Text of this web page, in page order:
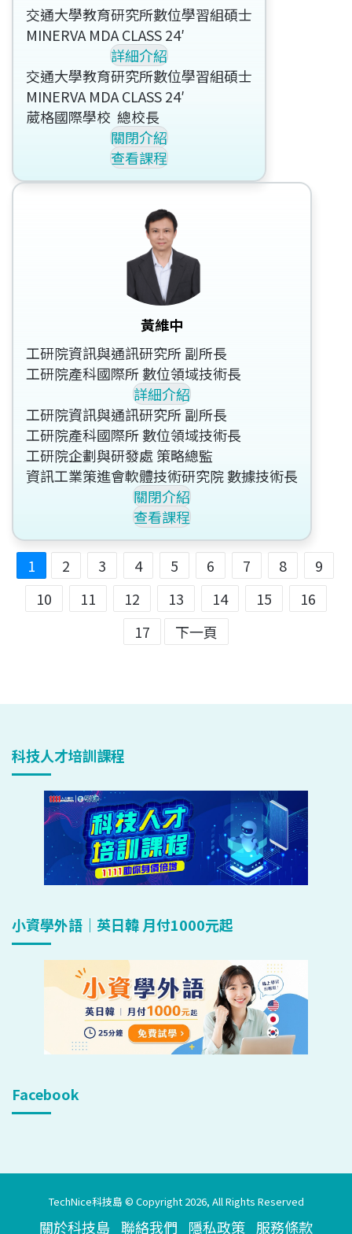
交通大學教育研究所數位學習組碩士
MINERVA MDA CLASS 24′
詳細介紹
交通大學教育研究所數位學習組碩士
MINERVA MDA CLASS 24′
葳格國際學校 總校長
關閉介紹
查看課程
黃維中
工研院資訊與通訊研究所 副所長
工研院產科國際所 數位領域技術長
詳細介紹
工研院資訊與通訊研究所 副所長
工研院產科國際所 數位領域技術長
工研院企劃與研發處 策略總監
資訊工業策進會軟體技術研究院 數據技術長
關閉介紹
查看課程
1 2 3 4 5 6 7 8
9
10
11 12 13 14 15
16
17
下一頁
科技人才培訓課程
小資學外語｜英日韓 月付1000元起
Facebook
TechNice科技島 © Copyright 2026, All Rights Reserved
關於科技島 聯絡我們 隱私政策 服務條款